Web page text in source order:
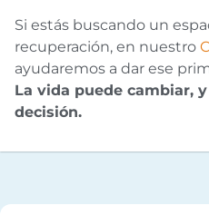
Si estás buscando un
recuperación, en nuestro
ayudaremos a dar ese
La vida puede cambiar,
decisión.